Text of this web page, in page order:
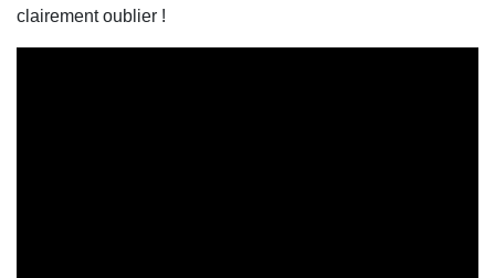
clairement oublier !